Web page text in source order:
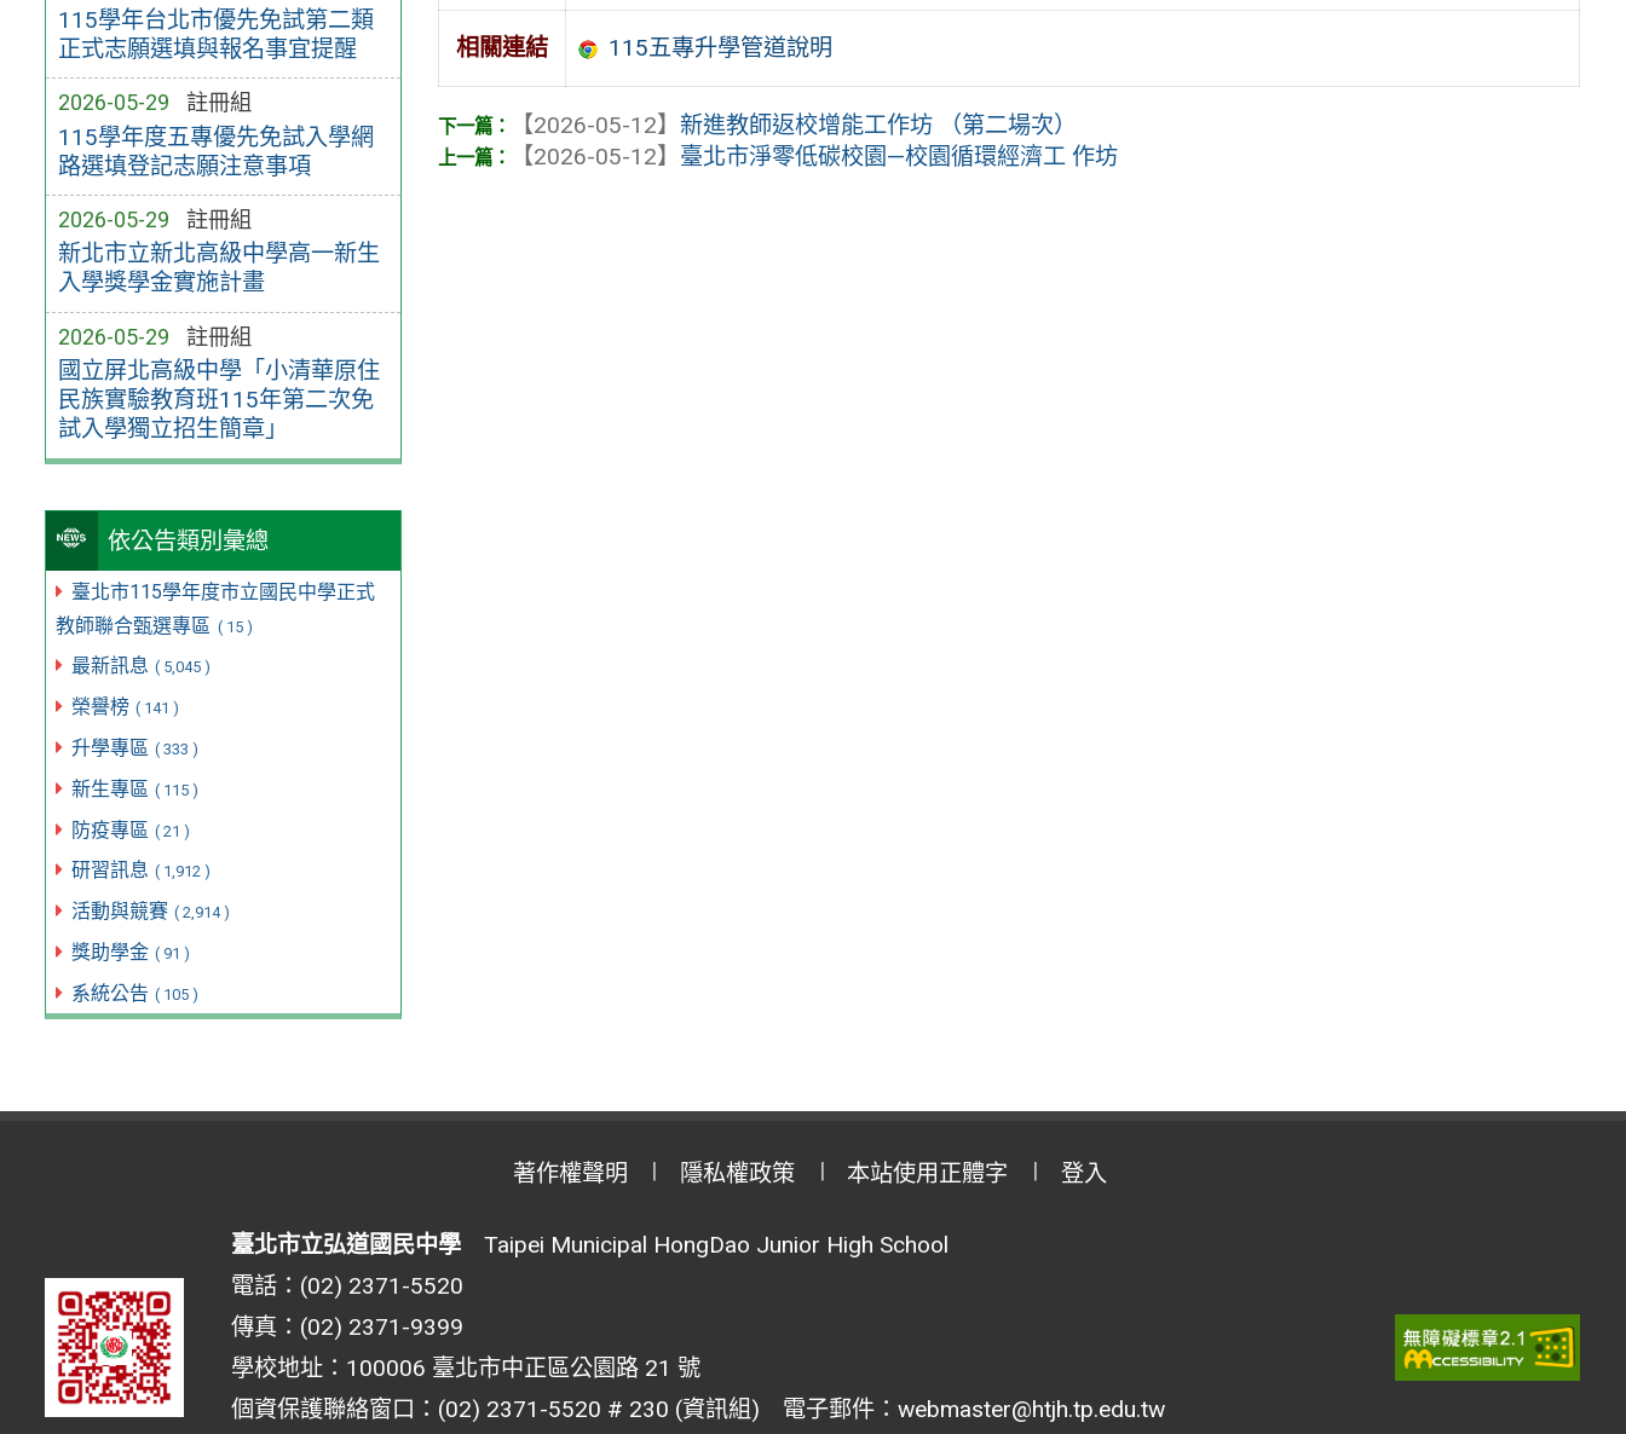
115學年台北市優先免試第二類
正式志願選填與報名事宜提醒
2026-05-29 註冊組
115學年度五專優先免試入學網
路選填登記志願注意事項
2026-05-29 註冊組
新北市立新北高級中學高一新生
入學獎學金實施計畫
2026-05-29 註冊組
國立屏北高級中學「小清華原住
民族實驗教育班115年第二次免
試入學獨立招生簡章」
依公告類別彙總
臺北市115學年度市立國民中學正式
教師聯合甄選專區 ( 15 )
最新訊息 ( 5,045 )
榮譽榜 ( 141 )
升學專區 ( 333 )
新生專區 ( 115 )
防疫專區 ( 21 )
研習訊息 ( 1,912 )
活動與競賽 ( 2,914 )
獎助學金 ( 91 )
系統公告 ( 105 )
相關連結 115五專升學管道說明
【2026-05-12】新進教師返校增能工作坊 （第二場次）
【2026-05-12】 臺北市淨零低碳校園—校園循環經濟工 作坊
著作權聲明 隱私權政策 本站使用正體字 登入
臺北市立弘道國民中學Taipei Municipal HongDao Junior High School
電話：(02) 2371-5520
傳真：(02) 2371-9399
學校地址：100006 臺北市中正區公園路 21 號
個資保護聯絡窗口：(02) 2371-5520 # 230 (資訊組) 電子郵件：webmaster@htjh.tp.edu.tw